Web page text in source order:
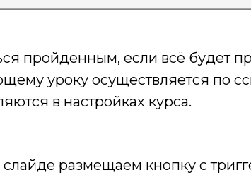
пройденным, если всё будет
уроку осуществляется по
в настройках курса.
размещаем кнопку с